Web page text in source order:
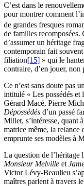
C’est dans le
pour montrer comment
de grandes fresques
de familles recomposées.
d’assumer un héritage
contemporain fait
filiation[15] » qui le
contraire, d’en jouer, non
Ce n’est sans doute pas
intitulé « Les possédés et
Gérard Macé, Pierre
Dépossédés d’un passé
Millet, s’intéresse, quant
matrice même, la relance
emprunte ses modèles à
La question de l’héritage
Monsieur Melville et
Victor Lévy-Beaulieu
maîtres parlent à travers